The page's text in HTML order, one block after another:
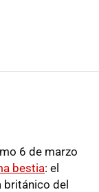
6 de marzo
bestia: el
británico del